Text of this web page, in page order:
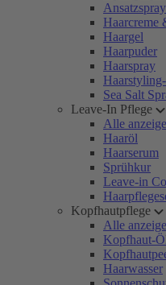
Ansatzspray
Haarcreme
Haargel
Haarpuder
Haarspray
Sea Salt
Leave-In Pflege
Alle
Haaröl
Haarserum
Sprühkur
Leave-in
Kopfhautpflege
Alle
Kopfhaut-
Haarwasser